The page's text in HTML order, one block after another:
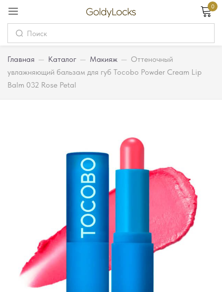
0
Главная — Каталог — Макияж — Оттеночный
увлажняющий бальзам для губ Tocobo Powder Cream Lip
Balm 032 Rose Petal
Вход
Password
Вход
Регистрация
Или войдите через